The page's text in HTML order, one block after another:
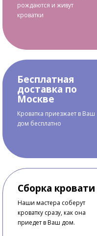
рождаются и живут
кроватки
Бесплатная
доставка по
Москве
Кроватка приезжает в Ваш
дом бесплатно
Сборка кровати
Наши мастера соберут
кроватку сразу, как она
приедет в Ваш дом.